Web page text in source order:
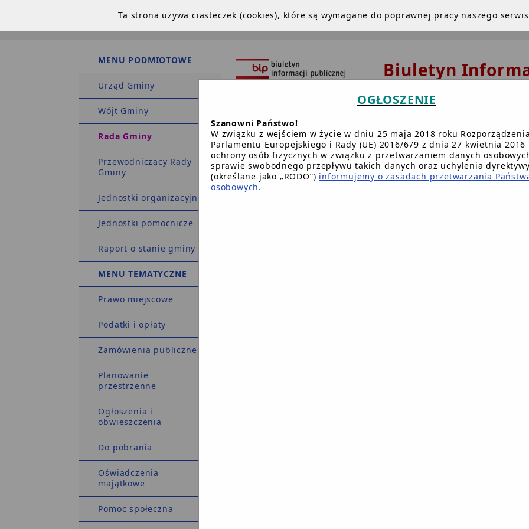
MENU PODMIOTOWE
Urząd Gminy
Wójt Gminy
Rada Gminy
Przewodniczący Rady
Gminy
Jednostki organizacyjne
Jednostki pomocnicze
Raport o stanie gminy
MENU TEMATYCZNE
Prawo miejscowe
Podatki i opłaty
Zamówienia publiczne
Planowanie
przestrzenne
Ogłoszenia i
obwieszczenia
Do pobrania
Oświadczenia
majątkowe
Pomoc społeczna
Biuletyn
Publicznej
Urząd Gminy w
Dziemianach
STRONA GŁÓWNA INSTRUKCJA REDAKCJA BIP.GOV.PL
RADA GMINY W
OGŁOSZENIE O NABORZE
OGŁOSZENIE O NABORZE
Ta strona używa ciasteczek (cookies), które są wymagane do poprawnej pracy naszego
OGŁOSZENIE
Szanowni Państwo!
W związku z wejściem w życie w dniu 25 maja 2018 roku Rozporządzenia
Parlamentu Europejskiego i Rady (UE) 2016/679 z dnia 27 kwietnia
ochrony osób fizycznych w związku z przetwarzaniem danych
sprawie swobodnego przepływu takich danych oraz uchylenia
(określane jako „RODO”) informujemy o zasadach przetwarzania
osobowych.